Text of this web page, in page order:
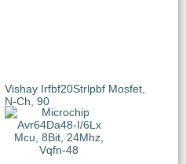
Vishay Irfbf20Strlpbf Mosfet,
N-Ch, 90